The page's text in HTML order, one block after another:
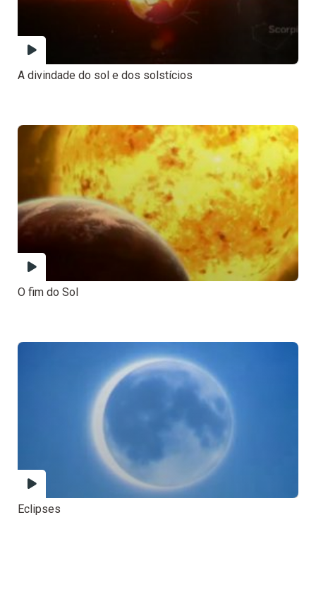
A divindade do sol e dos solstícios
O fim do Sol
Eclipses